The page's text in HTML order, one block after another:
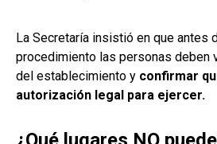
La Secretaría insistió en que antes
procedimiento las personas deben
del establecimiento y confirmar
autorización legal para ejercer.